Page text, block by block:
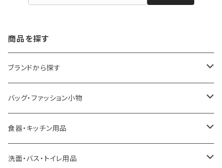
商品を探す
ブランドから探す
LOQI
ideaco
a.depeche
バッグ・ファッション小物
エコバッグ
アクセサリー
食器・キッチン用品
キッチンラック
洗面・バス・トイレ用品